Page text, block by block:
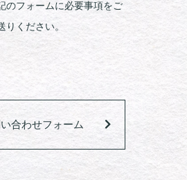
のフォームに必要事項をご
りください。
合わせフォーム